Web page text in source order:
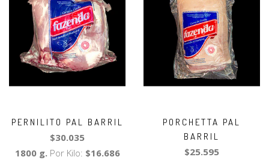
PERNILITO PAL BARRIL
$30.035
1800 g. Por Kilo: $16.686
PORCHETTA PAL
BARRIL
$25.595